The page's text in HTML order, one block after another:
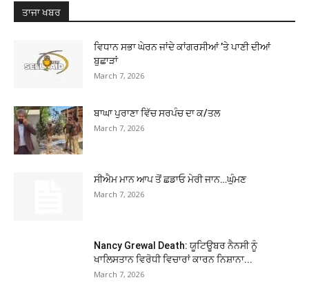
ਤਾਜਾ ਖਬਰ
ਵਿਧਾਨ ਸਭਾ ਘੇਰਨ ਜਾਂਦੇ ਕਾਂਗਰਸੀਆਂ ’ਤੇ ਪਾਣੀ ਦੀਆਂ
ਬੁਛਾੜਾਂ
March 7, 2026
ਬਾਘਾ ਪੁਰਾਣਾ ਵਿੱਚ ਸਰਪੰਚ ਦਾ ਕ/ਤਲ
March 7, 2026
ਸੀਐਮ ਮਾਨ ਆਪ ਤੋਂ ਛਡਾਓ ਮੇਰੀ ਜਾਨ…ਘੁੰਮਣ
March 7, 2026
Nancy Grewal Death: ਯੂਟਿਊਬਰ ਨੈਨਸੀ ਨੂੰ
ਖਾਲਿਸਤਾਨ ਵਿਰੋਧੀ ਵਿਚਾਰਾਂ ਕਾਰਨ ਨਿਸ਼ਾਨਾ...
March 7, 2026